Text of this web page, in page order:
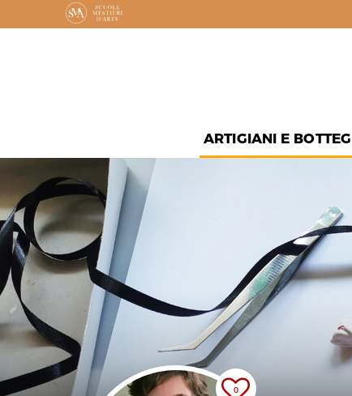
ARTIGIANI E
0